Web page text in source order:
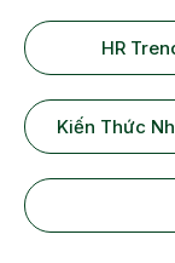
HR
Kiến Thức